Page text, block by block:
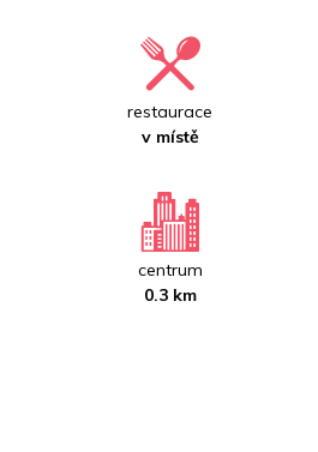
restaurace
v místě
centrum
0.3 km